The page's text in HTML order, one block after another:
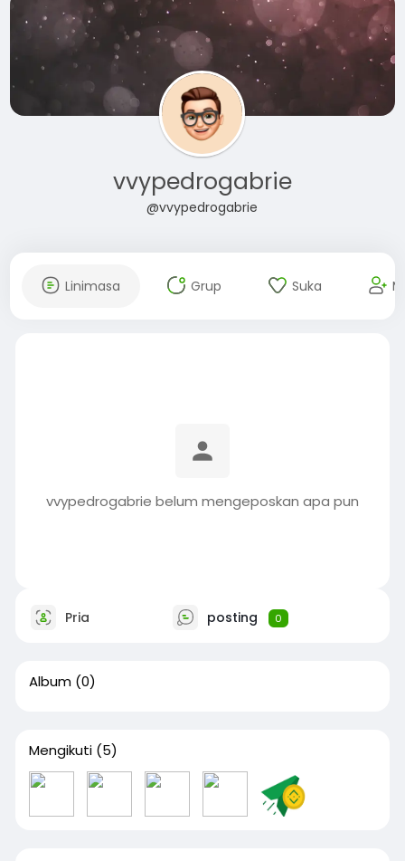
vvypedrogabrie
@vvypedrogabrie
Linimasa Grup Suka
vvypedrogabrie belum mengeposkan apa pun
Pria posting 0
Album (0)
Mengikuti (5)